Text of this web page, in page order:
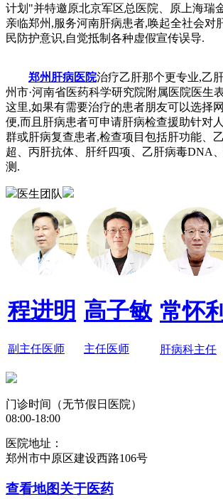
计划"并特邀原北京军区总医院、原上海瑞
亲临郑州,服务河南肝病患者,唤起全社会对
民防护意识,自觉抵制各种虚假宣传误导.
郑州肝病医院治疗乙肝那个更专业,乙
州市·河南省医药科学研究院附属医院医生
这里,如果有需要治疗的患者朋友可以选择
便,而且肝病患者可申请肝病检查援助针对
群或肝病复查患者,检查项目包括肝功能、
超、丙肝抗体、肝纤四项、乙肝病毒DNA
测.
医生团队
程进明
副主任医师
高子敏
主任医师
常怀利
肝病科主任
门诊时间（无节假日医院）
08:00-18:00
医院地址：
郑州市中原区建设西路106号
查看地图关于医药